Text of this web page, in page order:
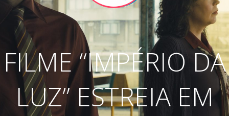
ACESSO CULTURAL
Arte, Cultura Pop e Entretenimento
FILME “IMPÉRIO DA
LUZ” ESTREIA EM